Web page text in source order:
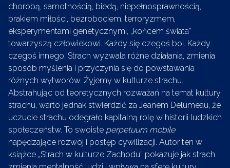
chorobą, samotnością, biedą, niepełnosprawnością,
brakiem miłości, bezrobociem, terroryzmem,
eksperymentami genetycznymi, „końcem świata”
towarzyszą człowiekowi. Każdy się czegoś boi. Każdy
czegoś innego. Strach wyzwala różne działania, zmienia
sposób myślenia i przyczynia się do powstawania
różnych wytworów. Żyjemy w kulturze strachu.
Abstrahując od teoretycznych rozważań na temat kultury
strachu, warto jednak stwierdzić za Jeanem Delumeau, że
uczucie strachu odegrało kapitalną rolę w historii ludzkich
społeczeństw. To swoiste perpetuum mobile
napędzające rozwój i postęp cywilizacji. Autor ten w
książce „Strach w kulturze Zachodu” pokazuje jak strach